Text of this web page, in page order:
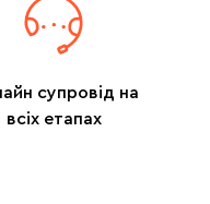
супровід на
всіх етапах